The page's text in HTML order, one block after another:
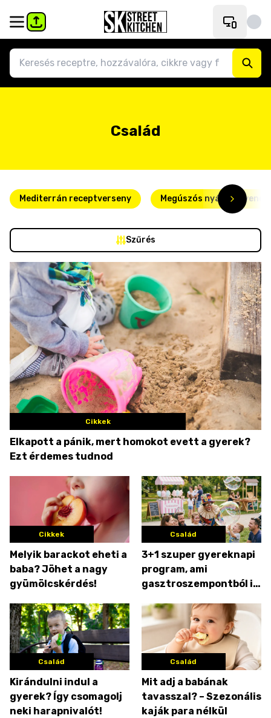
Család
Mediterrán receptverseny Megúszós nyári
Szűrés
Cikkek
Elkapott a pánik, mert homokot evett a gyerek?
Ezt érdemes tudnod
Cikkek
Melyik barackot eheti a
baba? Jöhet a nagy
gyümölcskérdés!
Család
3+1 szuper gyereknapi
program, ami
gasztroszempontból is
Család
Kirándulni indul a
gyerek? Így csomagolj
neki harapnivalót!
Család
Mit adj a babának
tavasszal? – Szezonális
kaják para nélkül